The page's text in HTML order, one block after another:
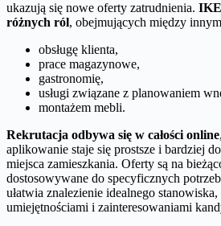
ukazują się nowe oferty zatrudnienia.
różnych ról, obejmujących między
obsługę klienta,
prace magazynowe,
gastronomię,
usługi związane z planowaniem
montażem mebli.
Rekrutacja odbywa się w całości online
aplikowanie staje się prostsze i bardziej
miejsca zamieszkania. Oferty są na
dostosowywane do specyficznych
ułatwia znalezienie idealnego
umiejętnościami i zainteresowaniami